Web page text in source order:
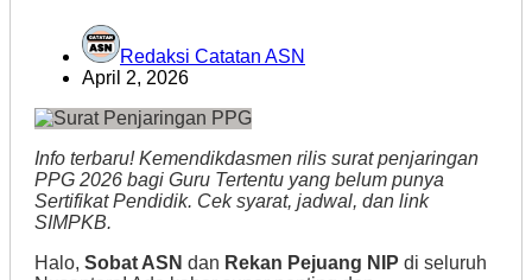
Redaksi Catatan ASN
April 2, 2026
Info terbaru! Kemendikdasmen rilis surat penjaringan
PPG 2026 bagi Guru Tertentu yang belum punya
Sertifikat Pendidik. Cek syarat, jadwal, dan link
SIMPKB.
Halo, Sobat ASN dan Rekan Pejuang NIP di seluruh